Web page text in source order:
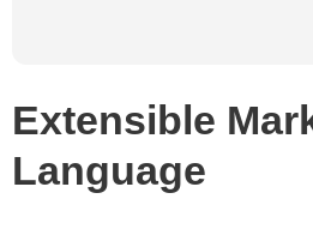
Extensible
Language